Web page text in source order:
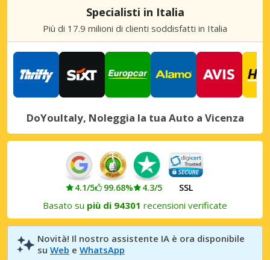
Specialisti in Italia
Più di 17.9 milioni di clienti soddisfatti in Italia
DoYouItaly, Noleggia la tua Auto a Vicenza
4.1/5 99.68% 4.3/5 SSL
Basato su più di 94301 recensioni verificate
Novità! Il nostro assistente IA è ora disponibile
su Web e WhatsApp